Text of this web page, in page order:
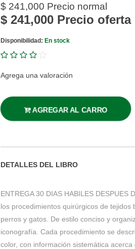
$ 241,000 Precio normal
$ 241,000 Precio oferta
Disponibilidad: En stock
Agrega una valoración
AGREGAR AL CARRO
DETALLES DEL LIBRO
ENTREGA 30 DIAS HABILES DESPUES
los procedimientos quirúrgicos de
perros y gatos. De estilo conciso y
iconografía. Cada procedimiento se
color, con información sistemática